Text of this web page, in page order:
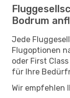
Bodrum
Jede
Flugoptionen
oder First
für Ihre
Wir empfehlen